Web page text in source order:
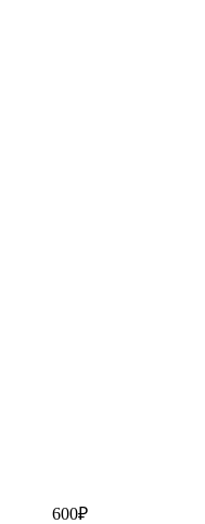
600₽